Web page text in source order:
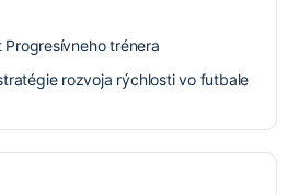
trénera
rozvoja rýchlosti vo futbale